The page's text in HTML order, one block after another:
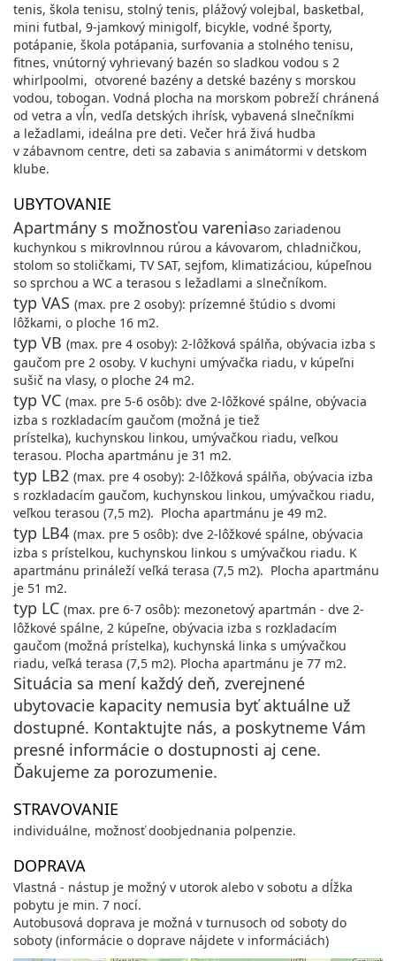
tenis, škola tenisu, stolný tenis, plážový volejbal, basketbal,
mini futbal, 9-jamkový minigolf, bicykle, vodné športy,
potápanie, škola potápania, surfovania a stolného tenisu,
fitnes, vnútorný vyhrievaný bazén so sladkou vodou s 2
whirlpoolmi, otvorené bazény a detské bazény s morskou
vodou, tobogan. Vodná plocha na morskom pobreží chránená
od vetra a vĺn, vedľa detských ihrísk, vybavená slnečníkmi
a ležadlami, ideálna pre deti. Večer hrá živá hudba
v zábavnom centre, deti sa zabavia s animátormi v detskom
klube.
UBYTOVANIE
Apartmány s možnosťou vareniaso zariadenou
kuchynkou s mikrovlnnou rúrou a kávovarom, chladničkou,
stolom so stoličkami, TV SAT, sejfom, klimatizáciou, kúpeľnou
so sprchou a WC a terasou s ležadlami a slnečníkom.
typ VAS (max. pre 2 osoby): prízemné štúdio s dvomi
lôžkami, o ploche 16 m2.
typ VB (max. pre 4 osoby): 2-lôžková spálňa, obývacia izba s
gaučom pre 2 osoby. V kuchyni umývačka riadu, v kúpeľni
sušič na vlasy, o ploche 24 m2.
typ VC (max. pre 5-6 osôb): dve 2-lôžkové spálne, obývacia
izba s rozkladacím gaučom (možná je tiež
prístelka), kuchynskou linkou, umývačkou riadu, veľkou
terasou. Plocha apartmánu je 31 m2.
typ LB2 (max. pre 4 osoby): 2-lôžková spálňa, obývacia izba
s rozkladacím gaučom, kuchynskou linkou, umývačkou riadu,
veľkou terasou (7,5 m2). Plocha apartmánu je 49 m2.
typ LB4 (max. pre 5 osôb): dve 2-lôžkové spálne, obývacia
izba s prístelkou, kuchynskou linkou s umývačkou riadu. K
apartmánu prináleží veľká terasa (7,5 m2). Plocha apartmánu
je 51 m2.
typ LC (max. pre 6-7 osôb): mezonetový apartmán - dve 2-
lôžkové spálne, 2 kúpeľne, obývacia izba s rozkladacím
gaučom (možná prístelka), kuchynská linka s umývačkou
riadu, veľká terasa (7,5 m2). Plocha apartmánu je 77 m2.
Situácia sa mení každý deň, zverejnené
ubytovacie kapacity nemusia byť aktuálne už
dostupné. Kontaktujte nás, a poskytneme Vám
presné informácie o dostupnosti aj cene.
Ďakujeme za porozumenie.
STRAVOVANIE
individuálne, možnosť doobjednania polpenzie.
DOPRAVA
Vlastná - nástup je možný v utorok alebo v sobotu a dĺžka
pobytu je min. 7 nocí.
Autobusová doprava je možná v turnusoch od soboty do
soboty (informácie o doprave nájdete v informáciách)